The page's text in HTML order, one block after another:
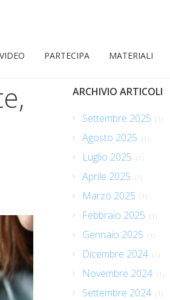
VIDEO PARTECIPA MATERIALI
ARCHIVIO ARTICOLI
Settembre 2025 (1)
Agosto 2025 (1)
Luglio 2025 (1)
Aprile 2025 (1)
Marzo 2025 (1)
Febbraio 2025 (1)
Gennaio 2025 (1)
Dicembre 2024 (1)
Novembre 2024 (1)
Settembre 2024 (1)